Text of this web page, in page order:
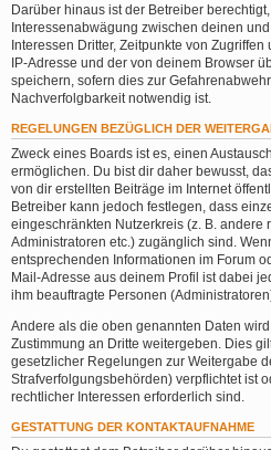
Darüber hinaus ist der Betreiber
Interessenabwägung zwischen deinen
Interessen Dritter, Zeitpunkte von
IP-Adresse und der von deinem Browser
speichern, sofern dies zur
Nachverfolgbarkeit notwendig ist.
REGELUNGEN BEZÜGLICH DER
Zweck eines Boards ist es, einen
ermöglichen. Du bist dir daher bewusst,
von dir erstellten Beiträge im Internet
Betreiber kann jedoch festlegen, dass
eingeschränkten Nutzerkreis (z. B. andere
Administratoren etc.) zugänglich sind.
entsprechenden Informationen im Forum
Mail-Adresse aus deinem Profil ist dabei
ihm beauftragte Personen
Andere als die oben genannten Daten
Zustimmung an Dritte weitergeben. Dies
gesetzlicher Regelungen zur Weitergabe
Strafverfolgungsbehörden) verpflichtet ist
rechtlicher Interessen erforderlich sind.
GESTATTUNG DER KONTAKTAUFNAHME